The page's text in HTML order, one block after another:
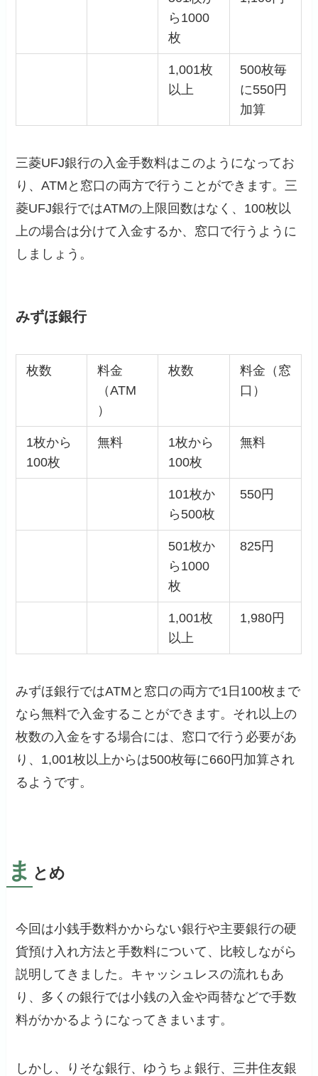
ら1000
枚
1,001枚
以上
500枚毎
に550円
加算
三菱UFJ銀行の入金手数料はこのようになってお
り、ATMと窓口の両方で行うことができます。三
菱UFJ銀行ではATMの上限回数はなく、100枚以
上の場合は分けて入金するか、窓口で行うように
しましょう。
みずほ銀行
枚数
料金
（ATM
）
枚数
料金（窓
口）
1枚から
100枚
無料
1枚から
100枚
無料
101枚か
ら500枚
550円
501枚か
ら1000
枚
825円
1,001枚
以上
1,980円
みずほ銀行ではATMと窓口の両方で1日100枚まで
なら無料で入金することができます。それ以上の
枚数の入金をする場合には、窓口で行う必要があ
り、1,001枚以上からは500枚毎に660円加算され
るようです。
ま とめ
今回は小銭手数料かからない銀行や主要銀行の硬
貨預け入れ方法と手数料について、比較しながら
説明してきました。キャッシュレスの流れもあ
り、多くの銀行では小銭の入金や両替などで手数
料がかかるようになってきまいます。
しかし、りそな銀行、ゆうちょ銀行、三井住友銀